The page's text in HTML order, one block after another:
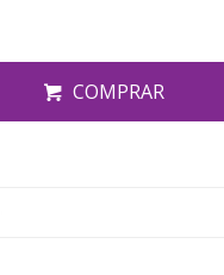
COMPRAR